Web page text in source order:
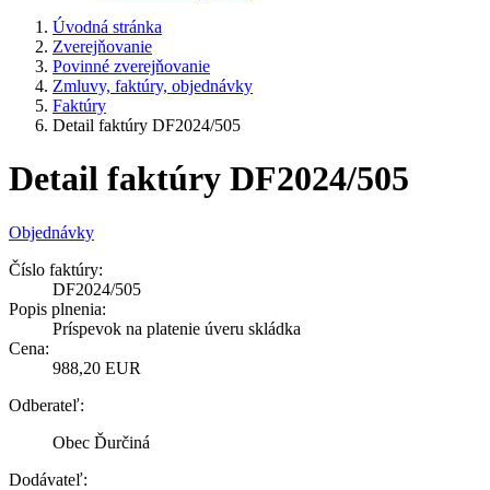
Úvodná stránka
Zverejňovanie
Povinné zverejňovanie
Zmluvy, faktúry, objednávky
Faktúry
Detail faktúry DF2024/505
Detail faktúry DF2024/505
Objednávky
Číslo faktúry:
DF2024/505
Popis plnenia:
Príspevok na platenie úveru skládka
Cena:
988,20 EUR
Odberateľ:
Obec Ďurčiná
Dodávateľ: